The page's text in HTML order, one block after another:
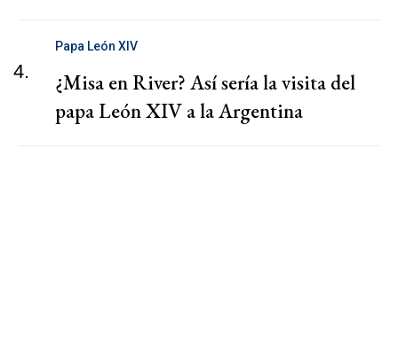
4.
Papa León XIV
¿Misa en River? Así sería la visita del
papa León XIV a la Argentina